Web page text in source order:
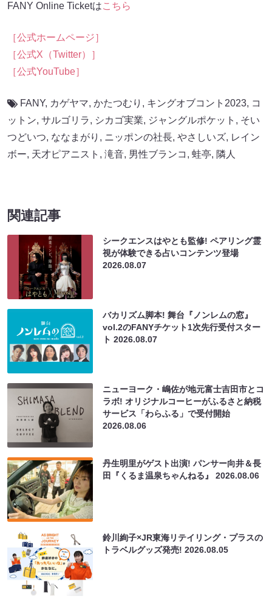
FANY Online Ticketはこちら
［公式ホームページ］
［公式X（Twitter）］
［公式YouTube］
FANY, カゲヤマ, かたつむり , キングオブコント2023, コ
ットン, サルゴリラ, シカゴ実業, ジャングルポケット , そい
つどいつ, ななまがり , ニッポンの社長, やさしいズ, レイン
ボー, 天才ピアニスト , 滝音, 男性ブランコ , 蛙亭, 隣人
関連記事
シークエンスはやとも監修! ペアリング霊
視が体験できる占いコンテンツ登場
2026.08.07
バカリズム脚本! 舞台『ノンレムの窓』
vol.2のFANYチケット1次先行受付スター
ト2026.08.07
ニューヨーク・嶋佐が地元富士吉田市とコ
ラボ! オリジナルコーヒーがふるさと納税
サービス「わらふる」で受付開始
2026.08.06
丹生明里がゲスト出演! パンサー向井＆長
田『くるま温泉ちゃんねる』2026.08.06
鈴川絢子×JR東海リテイリング・プラスの
トラベルグッズ発売!2026.08.05